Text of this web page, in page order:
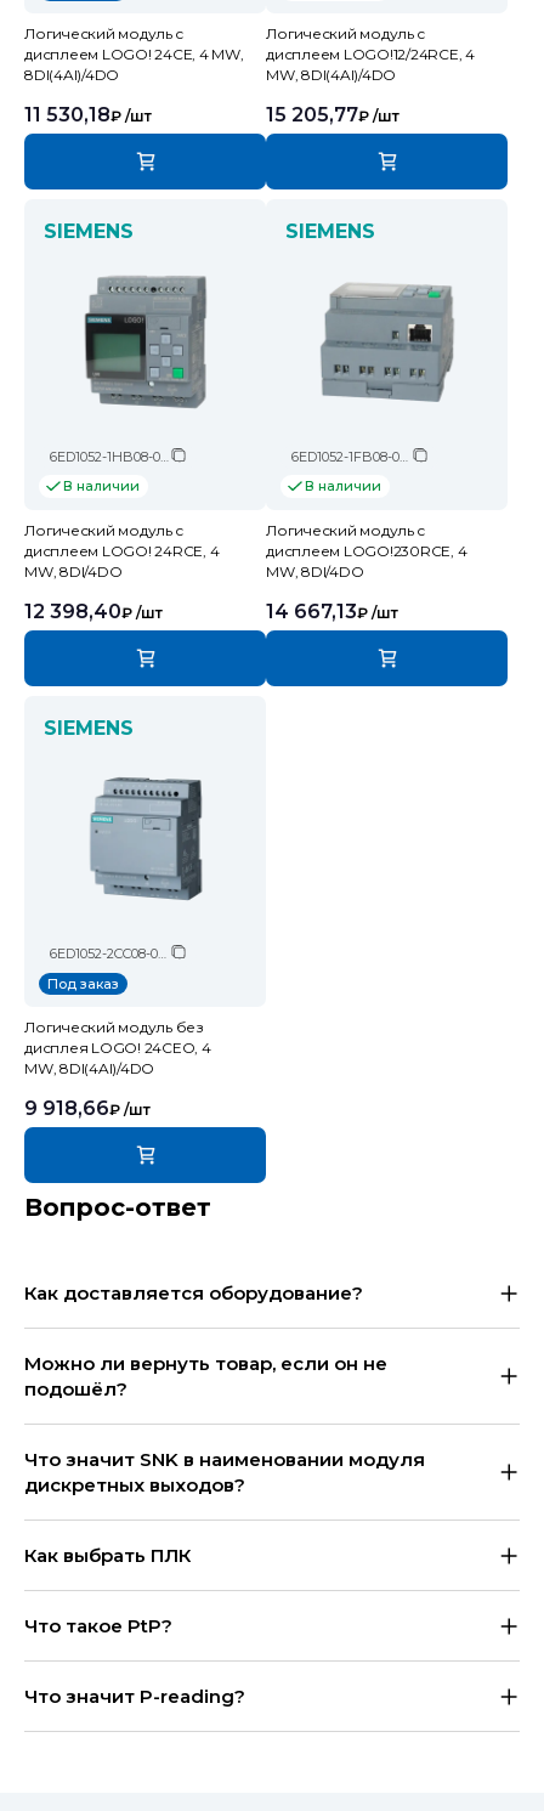
Логический модуль c
дисплеем LOGO! 24CE, 4 MW,
8DI(4AI)/4DO
11 530,18₽ /шт
Логический модуль c
дисплеем LOGO!12/24RCE, 4
MW, 8DI(4AI)/4DO
15 205,77₽ /шт
SIEMENS
6ED1052-1HB08-0BA2
В наличии
Логический модуль c
дисплеем LOGO! 24RCE, 4
MW, 8DI/4DO
12 398,40₽ /шт
SIEMENS
6ED1052-1FB08-0BA2
В наличии
Логический модуль c
дисплеем LOGO!230RCE, 4
MW, 8DI/4DO
14 667,13₽ /шт
SIEMENS
6ED1052-2CC08-0BA2
Под заказ
Логический модуль без
дисплея LOGO! 24CEO, 4
MW, 8DI(4AI)/4DO
9 918,66₽ /шт
Вопрос-ответ
Как доставляется оборудование?
Можно ли вернуть товар, если он не
подошёл?
Что значит SNK в наименовании модуля
дискретных выходов?
Как выбрать ПЛК
Что такое PtP?
Что значит P-reading?